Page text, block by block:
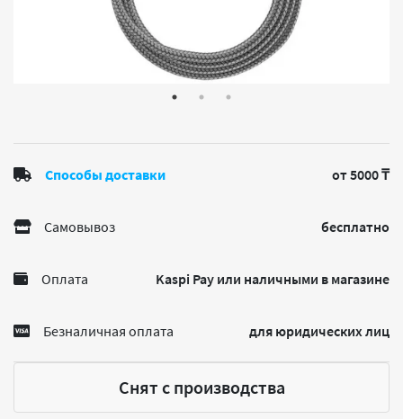
Способы доставки от 5000 ₸
Самовывоз бесплатно
Оплата Kaspi Pay или наличными в магазине
Безналичная оплата для юридических лиц
Снят с производства